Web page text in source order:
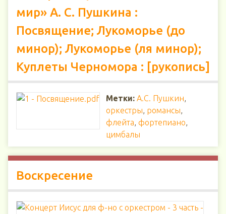
мир» А. С. Пушкина :
Посвящение; Лукоморье (до
минор); Лукоморье (ля минор);
Куплеты Черномора : [рукопись]
Метки: А.С. Пушкин,
оркестры, романсы,
флейта, фортепиано,
цимбалы
Воскресение